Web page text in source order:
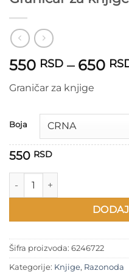
550 RSD – 650
Graničar za knjige
Boja
550 RSD
Graničar za knjige na polici
Šifra proizvoda: 6246722
Kategorije: Knjige, Razonoda